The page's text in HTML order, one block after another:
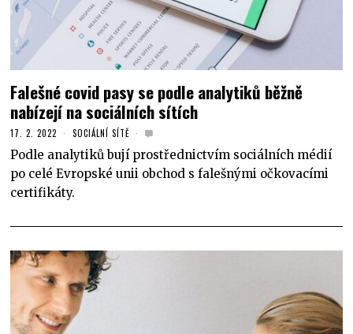
Falešné covid pasy se podle analytiků běžně
nabízejí na sociálních sítích
17. 2. 2022 SOCIÁLNÍ SÍTĚ
Podle analytiků bují prostřednictvím sociálních médií
po celé Evropské unii obchod s falešnými očkovacími
certifikáty.